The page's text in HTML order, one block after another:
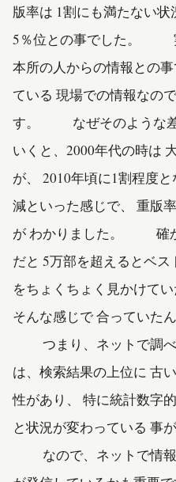
版率は 1割にも満たない
5％位との事でした。
本所の人からの情報との
ている 現場での情報なの
す。 なぜそのような差
いくと、2000年代の時は
が、 2010年頃に1割程度
減といった感じで、 重版
が わかりました。 確か
だと 5万部を超えるとベ
をちょくちょく見かけて
そんな感じで 合ってい
つまり、ネットで調べ
は、検索結果の上位に 古
性があり、 特に統計数字
と状況が変わっている
なので、ネットで情報